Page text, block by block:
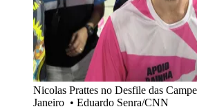
Nicolas Prattes no Desfile das
Janeiro • Eduardo Senra/CNN